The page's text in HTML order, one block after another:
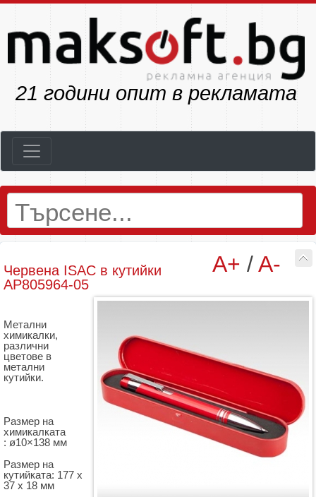
23 години опит в рекламата
A+ /A-
Червена ISAC в кутийки
AP805964-05
Метални
химикалки,
различни
цветове в
метални
кутийки.
Размер на
химикалката
: ø10×138 мм
Размер на
кутийката: 177 х
37 х 18 мм